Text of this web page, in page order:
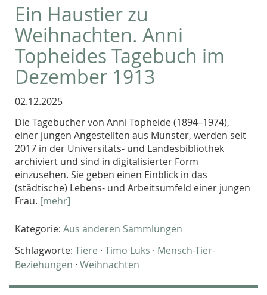
Ein Haustier zu
Weihnachten. Anni
Topheides Tagebuch im
Dezember 1913
02.12.2025
Die Tagebücher von Anni Topheide (1894–1974),
einer jungen Angestellten aus Münster, werden seit
2017 in der Universitäts- und Landesbibliothek
archiviert und sind in digitalisierter Form
einzusehen. Sie geben einen Einblick in das
(städtische) Lebens- und Arbeitsumfeld einer jungen
Frau. [mehr]
Kategorie: Aus anderen Sammlungen
Schlagworte: Tiere · Timo Luks · Mensch-Tier-
Beziehungen · Weihnachten